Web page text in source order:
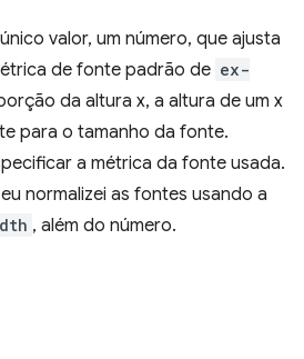
valor, um número, que ajusta
de fonte padrão de ex-
da altura x, a altura de um x
para o tamanho da fonte.
a métrica da fonte usada.
normalizei as fontes usando a
, além do número.